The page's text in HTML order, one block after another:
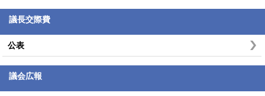
議長交際費
公表
議会広報